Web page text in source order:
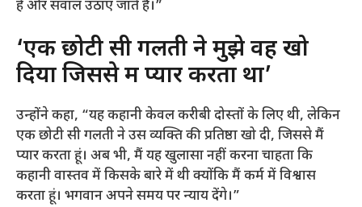
है और सवाल उठाए जाते हैं।”
‘एक छोटी सी गलती ने मुझे वह खो
दिया जिससे मैं प्यार करता था’
उन्होंने कहा, “यह कहानी केवल करीबी दोस्तों के लिए थी, लेकिन
एक छोटी सी गलती ने उस व्यक्ति की प्रतिष्ठा खो दी, जिससे मैं
प्यार करता हूं। अब भी, मैं यह खुलासा नहीं करना चाहता कि
कहानी वास्तव में किसके बारे में थी क्योंकि मैं कर्म में विश्वास
करता हूं। भगवान अपने समय पर न्याय देंगे।”